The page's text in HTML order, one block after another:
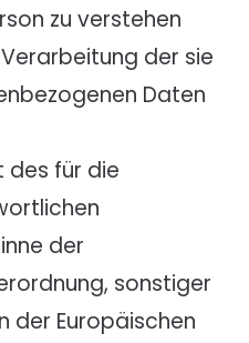
zu verstehen
der sie
Daten
des für die
der
sonstiger
der Europäischen